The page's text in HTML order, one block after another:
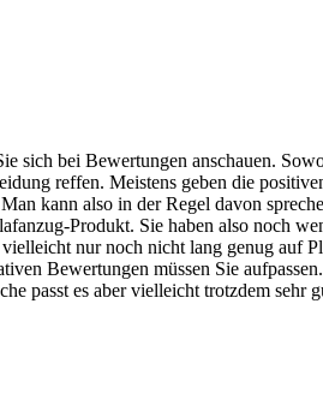
sich bei Bewertungen anschauen.
reffen. Meistens geben die
kann also in der Regel davon
Produkt. Sie haben also noch
nur noch nicht lang genug auf
Bewertungen müssen Sie
passt es aber vielleicht trotzdem sehr